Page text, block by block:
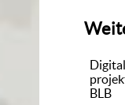
BLB